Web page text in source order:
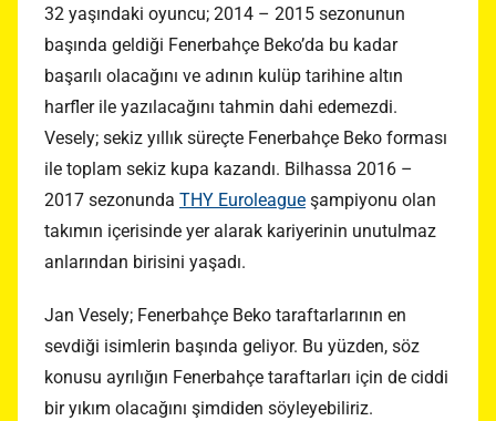
32 yaşındaki oyuncu; 2014 – 2015 sezonunun
başında geldiği Fenerbahçe Beko’da bu kadar
başarılı olacağını ve adının kulüp tarihine altın
harfler ile yazılacağını tahmin dahi edemezdi.
Vesely; sekiz yıllık süreçte Fenerbahçe Beko forması
ile toplam sekiz kupa kazandı. Bilhassa 2016 –
2017 sezonunda THY Euroleague şampiyonu olan
takımın içerisinde yer alarak kariyerinin unutulmaz
anlarından birisini yaşadı.
Jan Vesely; Fenerbahçe Beko taraftarlarının en
sevdiği isimlerin başında geliyor. Bu yüzden, söz
konusu ayrılığın Fenerbahçe taraftarları için de ciddi
bir yıkım olacağını şimdiden söyleyebiliriz.